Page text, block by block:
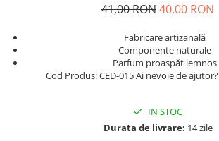
41,00 RON40,00 RON
Fabricare artizanală
Componente naturale
Parfum proaspăt lemnos
Cod Produs: CED-015 Ai nevoie de ajutor?
IN STOC
Durata de livrare: 14 zile